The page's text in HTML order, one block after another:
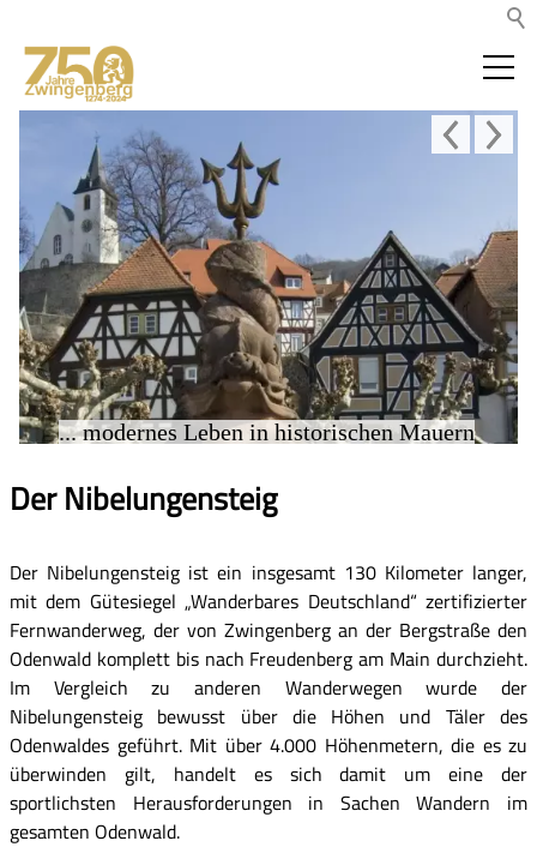
... modernes Leben in historischen Mauern
Der Nibelungensteig
Der Nibelungensteig ist ein insgesamt 130 Kilometer langer,
mit dem Gütesiegel „Wanderbares Deutschland“ zertifizierter
Fernwanderweg, der von Zwingenberg an der Bergstraße den
Odenwald komplett bis nach Freudenberg am Main durchzieht.
Im Vergleich zu anderen Wanderwegen wurde der
Nibelungensteig bewusst über die Höhen und Täler des
Odenwaldes geführt. Mit über 4.000 Höhenmetern, die es zu
überwinden gilt, handelt es sich damit um eine der
sportlichsten Herausforderungen in Sachen Wandern im
gesamten Odenwald.